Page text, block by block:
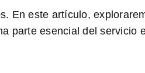
En este artículo,
parte esencial del servicio